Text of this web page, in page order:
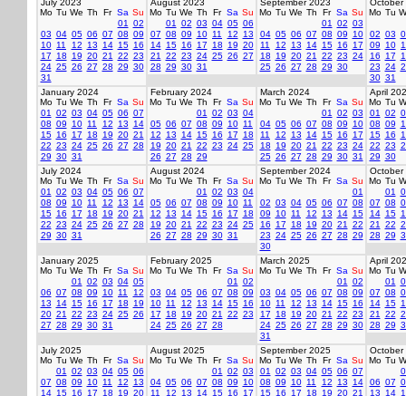
July 2023
Mo Tu We Th Fr Sa Su
01
02
03 04 05 06 07 08 09
10 11 12 13 14 15 16
17
18 19 20 21 22 23
24 25 26 27 28 29 30
31
August 2023
Mo Tu We Th Fr Sa Su
01
02 03 04 05 06
07 08 09 10 11 12
13
14 15 16 17 18 19 20
21
22 23 24 25 26 27
28 29 30 31
September 2023
Mo Tu We Th Fr Sa Su
01
02 03
04 05 06 07 08 09
10
11
12 13 14 15 16
17
18
19 20 21 22 23 24
25 26 27 28 29 30
October
Mo Tu
02 03
09
10
16
17
23 24
30 31
January 2024
Mo Tu We Th Fr Sa Su
01
02 03 04 05 06 07
08 09 10 11 12 13
14
15 16 17 18 19 20 21
22 23 24 25 26 27 28
29 30 31
February 2024
Mo Tu We Th Fr Sa Su
01
02 03 04
05 06 07 08 09 10 11
12
13 14 15 16 17
18
19 20 21 22 23 24 25
26 27 28 29
March 2024
Mo Tu We Th Fr Sa Su
01
02 03
04 05 06 07 08 09
10
11
12 13 14 15 16
17
18
19 20 21 22 23 24
25 26 27 28 29 30 31
April
Mo Tu
01
02
08 09
15 16
22 23
29 30
July 2024
Mo Tu We Th Fr Sa Su
01
02 03 04 05 06 07
08 09 10 11 12 13
14
15 16 17 18 19 20 21
22 23 24 25 26 27 28
29 30 31
August 2024
Mo Tu We Th Fr Sa Su
01
02 03 04
05 06 07 08 09 10 11
12
13 14 15 16 17
18
19 20 21 22 23 24 25
26 27 28 29 30 31
September 2024
Mo Tu We Th Fr Sa Su
01
02 03 04 05 06 07 08
09
10 11 12 13 14 15
16
17 18 19 20 21
22
23 24 25 26 27 28 29
30
October
Mo Tu
01
07 08
14 15
21
22
28 29
January 2025
Mo Tu We Th Fr Sa Su
01
02 03 04 05
06 07 08 09 10 11
12
13
14 15 16 17 18
19
20 21 22 23 24 25 26
27 28 29 30 31
February 2025
Mo Tu We Th Fr Sa Su
01
02
03 04 05 06 07 08 09
10 11 12 13 14 15 16
17
18 19 20 21 22 23
24 25 26 27 28
March 2025
Mo Tu We Th Fr Sa Su
01
02
03 04 05 06 07 08 09
10 11 12 13 14 15 16
17
18 19 20 21 22 23
24 25 26 27 28 29 30
31
April
Mo Tu
01
07 08
14 15
21
22
28 29
July 2025
Mo Tu We Th Fr Sa Su
01
02 03 04 05 06
07 08 09 10 11 12
13
14 15 16 17 18 19 20
August 2025
Mo Tu We Th Fr Sa Su
01
02 03
04 05 06 07 08 09
10
11
12 13 14 15 16 17
September 2025
Mo Tu We Th Fr Sa Su
01
02 03 04 05 06 07
08 09 10 11 12 13
14
15 16 17 18 19 20 21
October
Mo Tu
06 07
13
14